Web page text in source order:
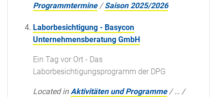
Programmtermine /Saison 2025/2026
Laborbesichtigung - Basycon
Unternehmensberatung GmbH
Ein Tag vor Ort - Das
Laborbesichtigungsprogramm der DPG
Located in Aktivitäten und Programme /… /